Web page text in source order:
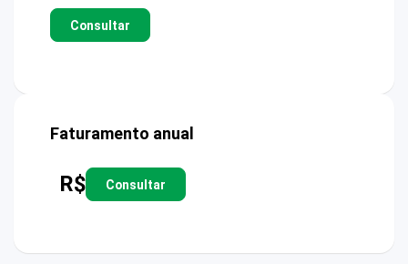
Consultar
Faturamento anual
R$ Consultar